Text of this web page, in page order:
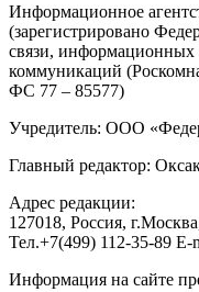
Информационное
(зарегистрировано
связи, информационных
коммуникаций
ФС 77 – 85577)
Учредитель: ООО
Главный редактор:
Адрес редакции:
127018, Россия,
Тел.+7(499) 112-35-89 E-
Информация на сайте